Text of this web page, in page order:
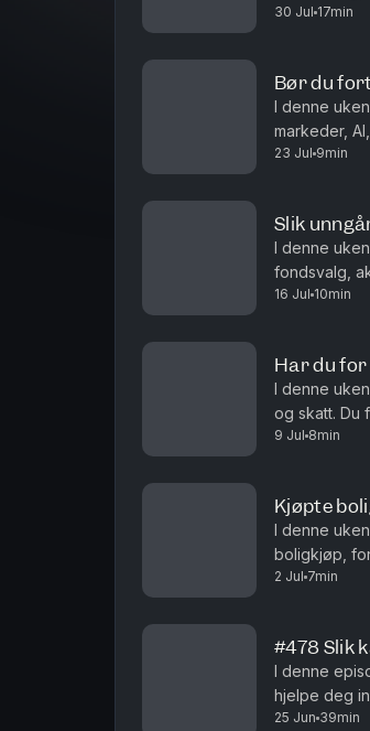
Hvordan
30 Jul 17min
Bør du
I denne
markeder,
23 Jul 9min
Slik
I denne
fondsvalg,
Hvorfor
16 Jul 10min
Har du
I denne
og skatt. Du
9 Jul 8min
Kjøpte
I denne
boligkjøp,
du bør gjøre
2 Jul 7min
#478 Slik
I denne
hjelpe deg
mangler
25 Jun 39min